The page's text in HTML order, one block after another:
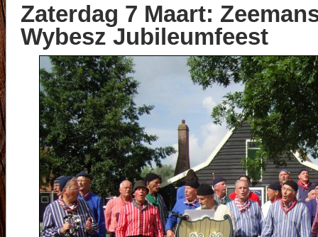
Zaterdag 7 Maart:
Wybesz Jubileumfeest